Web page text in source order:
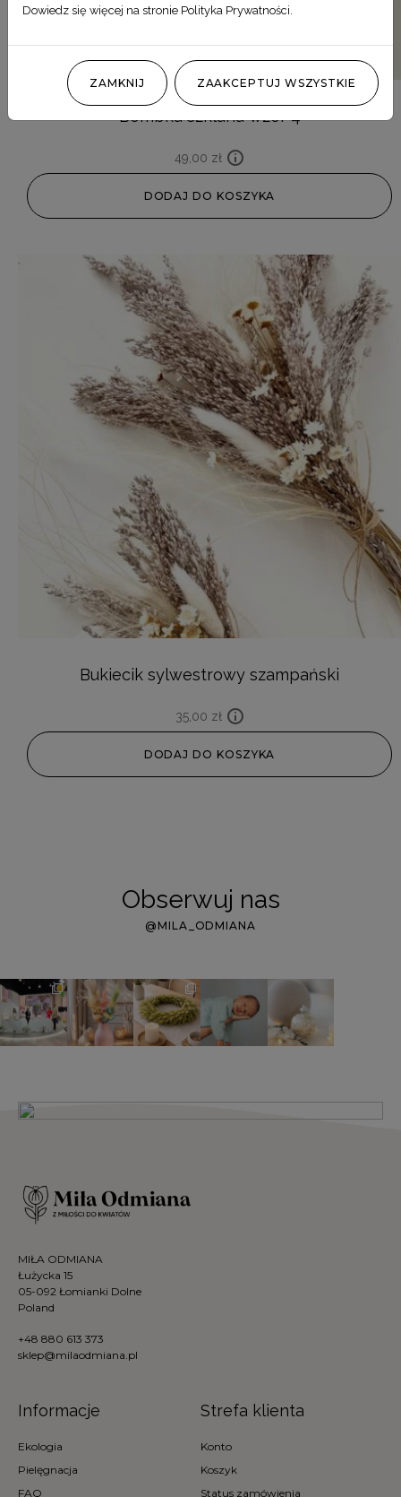
Bombka szklana wzór 4
49,00 zł
DODAJ DO KOSZYKA
Bukiecik sylwestrowy szampański
35,00 zł
DODAJ DO KOSZYKA
Obserwuj nas
@MILA_ODMIANA
MIŁA ODMIANA
Łużycka 15
05-092 Łomianki Dolne
Poland
+48 880 613 373
sklep@milaodmiana.pl
Informacje
Ekologia
Pielęgnacja
FAQ
Strefa klienta
Konto
Koszyk
Status zamówienia
Dowiedz się więcej na stronie Polityka Prywatności.
ZAMKNIJ ZAAKCEPTUJ WSZYSTKIE